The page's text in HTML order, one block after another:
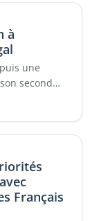
à
une
second
Français